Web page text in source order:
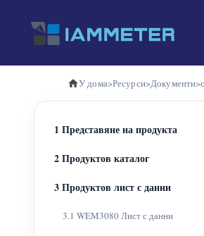
У дома>Ресурси>Документи>
1 Представяне на продукта
2 Продуктов каталог
3 Продуктов лист с данни
3.1 WEM3080 Лист с данни